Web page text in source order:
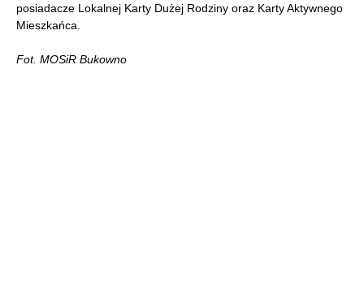
posiadacze Lokalnej Karty Dużej Rodziny oraz Karty Aktywnego
Mieszkańca.
Fot. MOSiR Bukowno